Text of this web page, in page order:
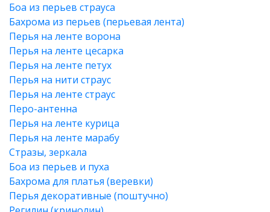
Боа из перьев страуса
Бахрома из перьев (перьевая лента)
Перья на ленте ворона
Перья на ленте цесарка
Перья на ленте петух
Перья на нити страус
Перья на ленте страус
Перо-антенна
Перья на ленте курица
Перья на ленте марабу
Стразы, зеркала
Боа из перьев и пуха
Бахрома для платья (веревки)
Перья декоративные (поштучно)